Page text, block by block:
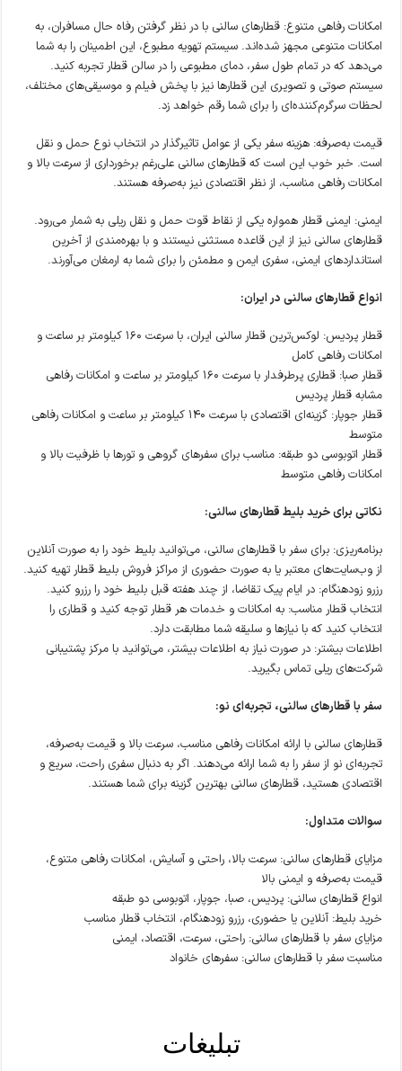
امکانات رفاهی متنوع: قطارهای سالنی با در نظر گرفتن رفاه حال مسافران، به
امکانات متنوعی مجهز شده‌اند. سیستم تهویه مطبوع، این اطمینان را به شما
می‌دهد که در تمام طول سفر، دمای مطبوعی را در سالن قطار تجربه کنید.
سیستم صوتی و تصویری این قطارها نیز با پخش فیلم و موسیقی‌های مختلف،
لحظات سرگرم‌کننده‌ای را برای شما رقم خواهد زد.
قیمت به‌صرفه: هزینه سفر یکی از عوامل تاثیرگذار در انتخاب نوع حمل و نقل
است. خبر خوب این است که قطارهای سالنی علی‌رغم برخورداری از سرعت بالا و
امکانات رفاهی مناسب، از نظر اقتصادی نیز به‌صرفه هستند.
ایمنی: ایمنی قطار همواره یکی از نقاط قوت حمل و نقل ریلی به شمار می‌رود.
قطارهای سالنی نیز از این قاعده مستثنی نیستند و با بهره‌مندی از آخرین
استانداردهای ایمنی، سفری ایمن و مطمئن را برای شما به ارمغان می‌آورند.
انواع قطارهای سالنی در ایران:
قطار پردیس: لوکس‌ترین قطار سالنی ایران، با سرعت ۱۶۰ کیلومتر بر ساعت و
امکانات رفاهی کامل
قطار صبا: قطاری پرطرفدار با سرعت ۱۶۰ کیلومتر بر ساعت و امکانات رفاهی
مشابه قطار پردیس
قطار جوپار: گزینه‌ای اقتصادی با سرعت ۱۴۰ کیلومتر بر ساعت و امکانات رفاهی
متوسط
قطار اتوبوسی دو طبقه: مناسب برای سفرهای گروهی و تورها با ظرفیت بالا و
امکانات رفاهی متوسط
نکاتی برای خرید بلیط قطارهای سالنی:
برنامه‌ریزی: برای سفر با قطارهای سالنی، می‌توانید بلیط خود را به صورت آنلاین
از وب‌سایت‌های معتبر یا به صورت حضوری از مراکز فروش بلیط قطار تهیه کنید.
رزرو زودهنگام: در ایام پیک تقاضا، از چند هفته قبل بلیط خود را رزرو کنید.
انتخاب قطار مناسب: به امکانات و خدمات هر قطار توجه کنید و قطاری را
انتخاب کنید که با نیازها و سلیقه شما مطابقت دارد.
اطلاعات بیشتر: در صورت نیاز به اطلاعات بیشتر، می‌توانید با مرکز پشتیبانی
شرکت‌های ریلی تماس بگیرید.
سفر با قطارهای سالنی، تجربه‌ای نو:
قطارهای سالنی با ارائه امکانات رفاهی مناسب، سرعت بالا و قیمت به‌صرفه،
تجربه‌ای نو از سفر را به شما ارائه می‌دهند. اگر به دنبال سفری راحت، سریع و
اقتصادی هستید، قطارهای سالنی بهترین گزینه برای شما هستند.
سوالات متداول:
مزایای قطارهای سالنی: سرعت بالا، راحتی و آسایش، امکانات رفاهی متنوع،
قیمت به‌صرفه و ایمنی بالا
انواع قطارهای سالنی: پردیس، صبا، جوپار، اتوبوسی دو طبقه
خرید بلیط: آنلاین یا حضوری، رزرو زودهنگام، انتخاب قطار مناسب
مزایای سفر با قطارهای سالنی: راحتی، سرعت، اقتصاد، ایمنی
مناسبت سفر با قطارهای سالنی: سفرهای خانواد
تبلیغات